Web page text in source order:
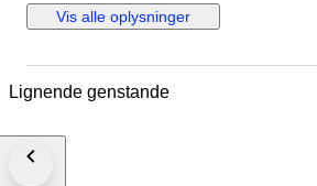
checks, allowing us to provide more accurate
optical condition. Function Fully functional. All operations work properly
shown in the photos is included. Description This versatile Nikon 28-
one solution for travel and everyday photography. Shipping We ship via
everything from wide-angle scenes to telephoto
Vis alle oplysninger
Lignende genstande